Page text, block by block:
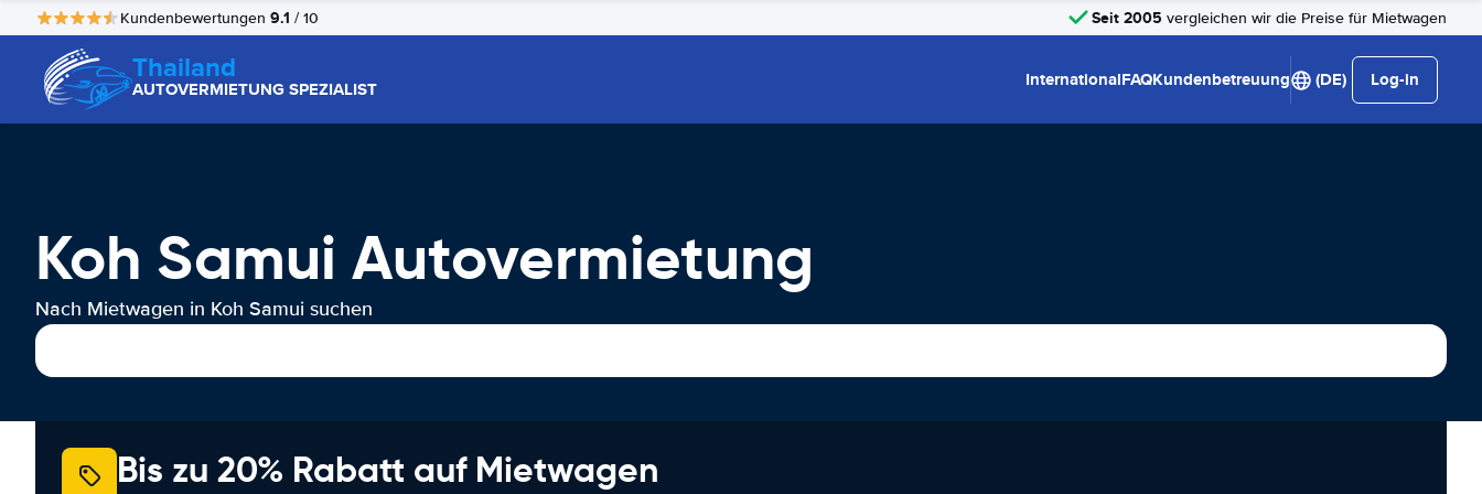
Kundenbewertungen 9.1 / 10 Seit 2005 vergleichen wir die Preise für Mietwagen
Thailand
AUTOVERMIETUNG SPEZIALIST InternationalFAQKundenbetreuung (DE) Log-in
Koh Samui Autovermietung
Nach Mietwagen in Koh Samui suchen
Bis zu 20% Rabatt auf Mietwagen